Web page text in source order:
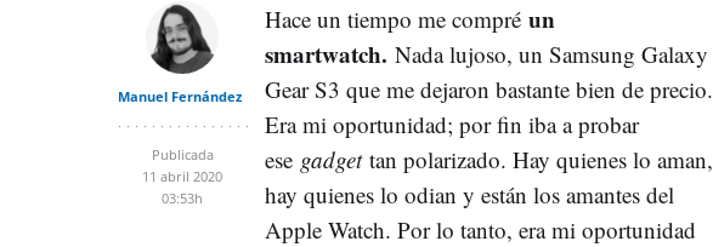
Manuel Fernández
Publicada
11 abril 2020
03:53h
Hace un tiempo me compré un
smartwatch. Nada lujoso, un Samsung Galaxy
Gear S3 que me dejaron bastante bien de precio.
Era mi oportunidad; por fin iba a probar
ese gadget tan polarizado. Hay quienes lo aman,
hay quienes lo odian y están los amantes del
Apple Watch. Por lo tanto, era mi oportunidad